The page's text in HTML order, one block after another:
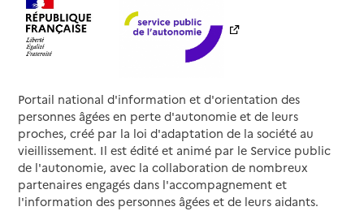
Portail national d'information et d'orientation des
personnes âgées en perte d'autonomie et de leurs
proches, créé par la loi d'adaptation de la société au
vieillissement. Il est édité et animé par le Service public
de l'autonomie, avec la collaboration de nombreux
partenaires engagés dans l'accompagnement et
l'information des personnes âgées et de leurs aidants.